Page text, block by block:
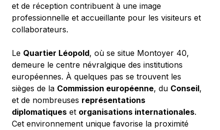
et de réception contribuent à une image
professionnelle et accueillante pour les visiteurs et
collaborateurs.
Le Quartier Léopold, où se situe Montoyer 40,
demeure le centre névralgique des institutions
européennes. À quelques pas se trouvent les
sièges de la Commission européenne, du Conseil,
et de nombreuses représentations
diplomatiques et organisations internationales.
Cet environnement unique favorise la proximité